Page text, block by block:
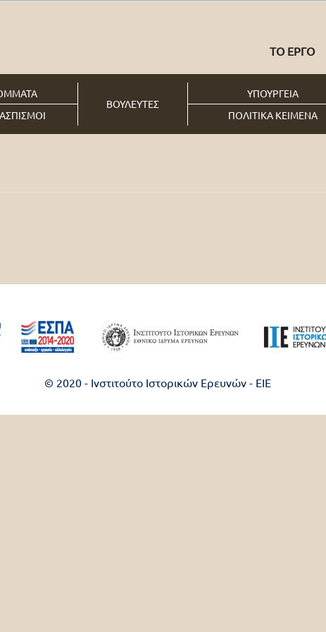
ΤΟ ΕΡΓΟ
ΒΟΥΛΕΥΤΕΣ
ΥΠΟΥΡΓΕΙΑ
ΠΟΛΙΤΙΚΑ ΚΕΙΜΕΝΑ
© 2020 - Ινστιτούτο Ιστορικών Ερευνών - EIE